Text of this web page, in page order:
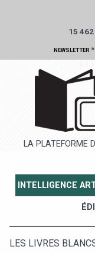
15
NEWSLETTER *
LA PLATEFORME
INTELLIGENCE
LES LIVRES